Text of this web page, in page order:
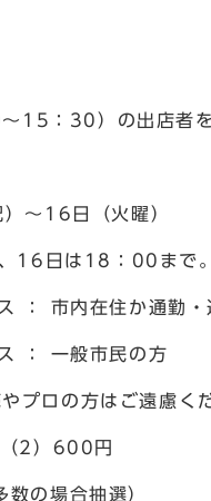
15：30）の出店者を
16日（火曜）
は18：00まで。
市内在住か通勤・
一般市民の方
方はご遠慮くだ
）600円
の場合抽選）